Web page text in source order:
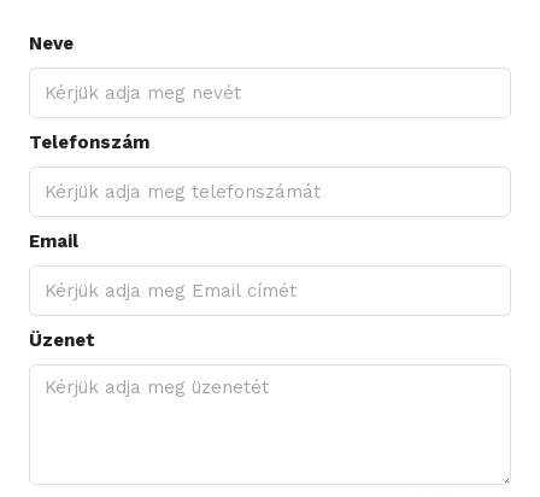
Neve
Telefonszám
Email
Üzenet